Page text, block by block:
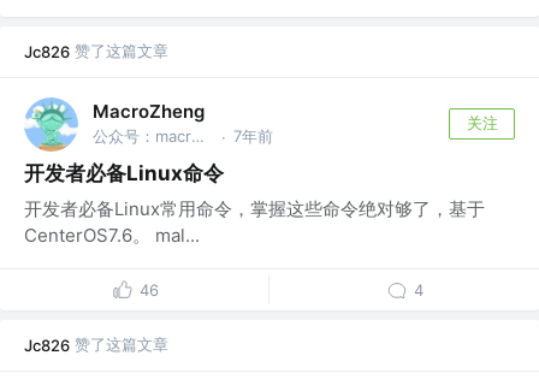
Jc826 赞了这篇文章
MacroZheng
公众号：macrozheng · 7年前
关注
开发者必备Linux命令
开发者必备Linux常用命令，掌握这些命令绝对够了，基于
CenterOS7.6。 mal...
46 4
Jc826 赞了这篇文章